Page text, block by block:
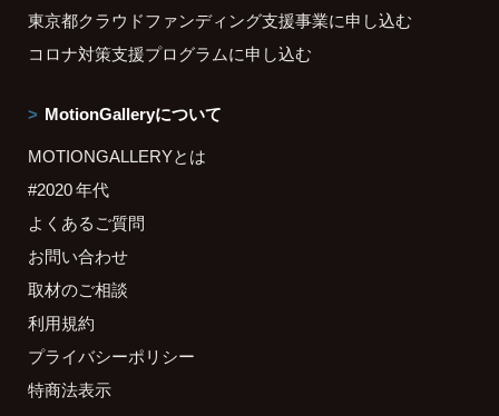
東京都クラウドファンディング支援事業に申し込む
コロナ対策支援プログラムに申し込む
MotionGalleryについて
MOTIONGALLERYとは
#2020 年代
よくあるご質問
お問い合わせ
取材のご相談
利用規約
プライバシーポリシー
特商法表示